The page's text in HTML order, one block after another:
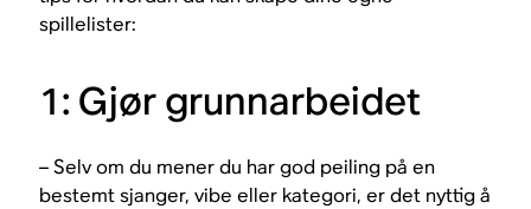
spillelister:
1: Gjør grunnarbeidet
– Selv om du mener du har god peiling på en
bestemt sjanger, vibe eller kategori, er det nyttig å